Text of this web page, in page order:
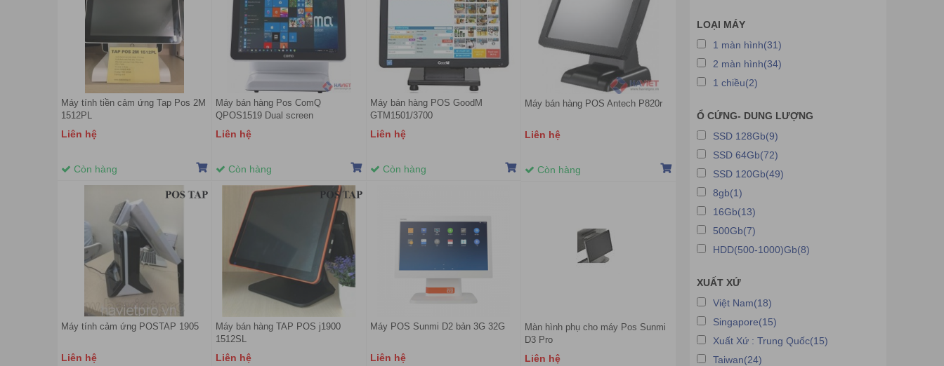
Máy tính tiền cảm ứng Tap Pos 2M
1512PL
Liên hệ
Còn hàng
Máy bán hàng Pos ComQ
QPOS1519 Dual screen
Liên hệ
Còn hàng
Máy bán hàng POS GoodM
GTM1501/3700
Liên hệ
Còn hàng
Máy bán hàng POS Antech P820r
Liên hệ
Còn hàng
Máy tính cảm ứng POSTAP 1905
Liên hệ
Máy bán hàng TAP POS j1900
1512SL
Liên hệ
Máy POS Sunmi D2 bản 3G 32G
Liên hệ
Màn hình phụ cho máy Pos Sunmi
D3 Pro
Liên hệ
LOẠI MÁY
1 màn hình(31)
2 màn hình(34)
1 chiều(2)
Ổ CỨNG- DUNG LƯỢNG
SSD 128Gb(9)
SSD 64Gb(72)
SSD 120Gb(49)
8gb(1)
16Gb(13)
500Gb(7)
HDD(500-1000)Gb(8)
XUẤT XỨ
Việt Nam(18)
Singapore(15)
Xuất Xứ : Trung Quốc(15)
Taiwan(24)